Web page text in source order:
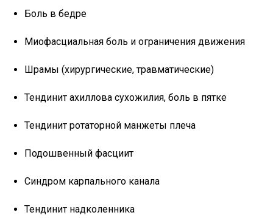
Боль в бедре
Миофасциальная боль и ограничения движения⁣⁣⠀
Шрамы (хирургические, травматические)
Тендинит ахиллова сухожилия, боль в пятке
Тендинит ротаторной манжеты плеча
Подошвенный фасциит
Синдром карпального канала
Тендинит надколенника